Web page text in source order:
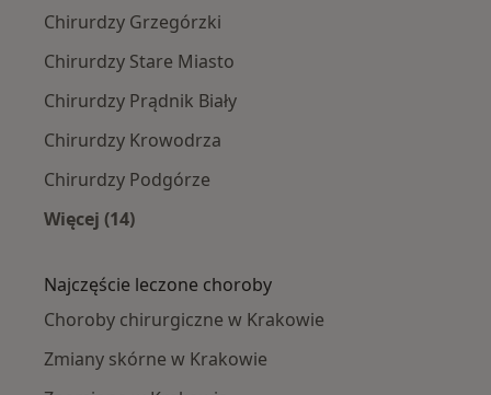
Chirurdzy Grzegórzki
Chirurdzy Stare Miasto
Chirurdzy Prądnik Biały
Chirurdzy Krowodrza
Chirurdzy Podgórze
Więcej (14)
Najczęście leczone choroby
Choroby chirurgiczne w Krakowie
Zmiany skórne w Krakowie